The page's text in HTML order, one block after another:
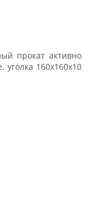
прокат активно
уголка 160х160х10